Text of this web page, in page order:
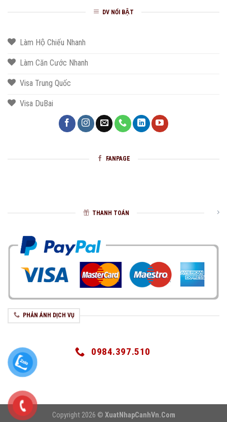
DV NỔI BẬT
Làm Hộ Chiếu Nhanh
Làm Căn Cước Nhanh
Visa Trung Quốc
Visa DuBai
FANPAGE
THANH TOÁN
PHẢN ÁNH DỊCH VỤ
0984.397.510
Copyright 2026 © XuatNhapCanhVn.Com